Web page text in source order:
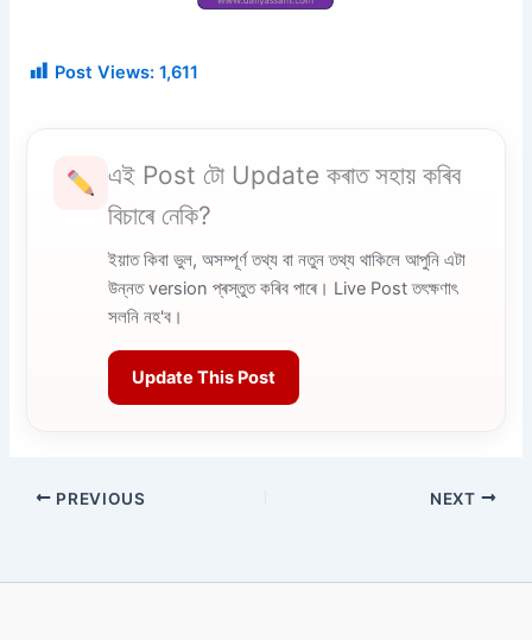
Post Views: 1,611
এই Post টো Update কৰাত সহায় কৰিব
বিচাৰে নেকি?
ইয়াত কিবা ভুল, অসম্পূৰ্ণ তথ্য বা নতুন তথ্য থাকিলে আপুনি এটা
উন্নত version প্ৰস্তুত কৰিব পাৰে। Live Post তৎক্ষণাৎ
সলনি নহ'ব।
Update This Post
PREVIOUS NEXT